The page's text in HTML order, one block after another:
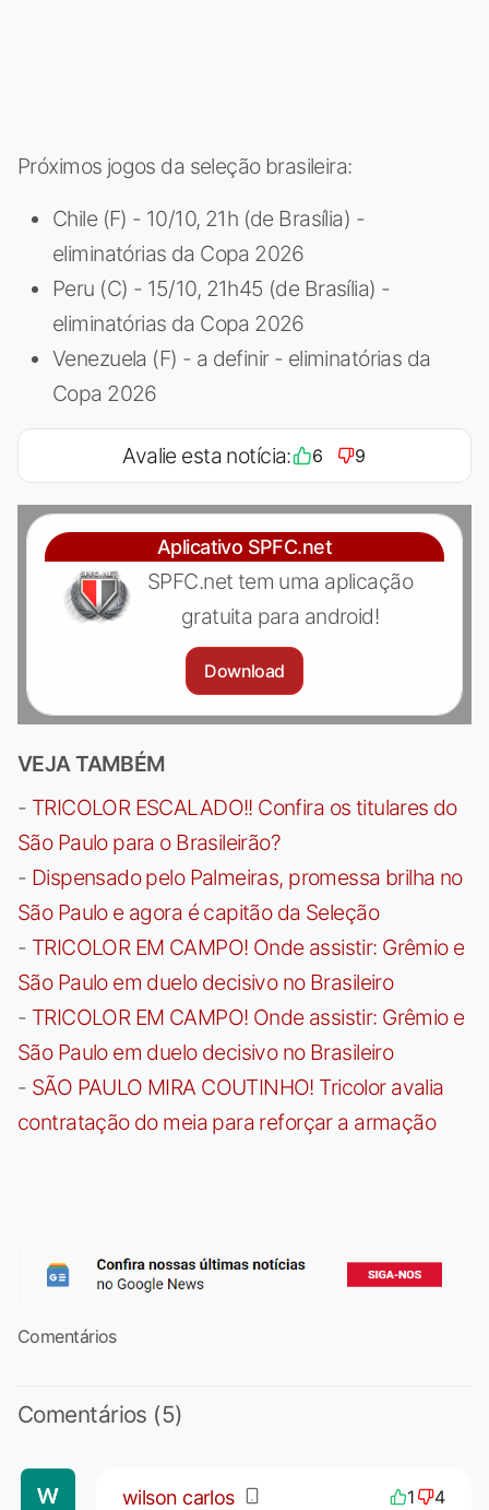
Próximos jogos da seleção brasileira:
Chile (F) - 10/10, 21h (de Brasília) -
eliminatórias da Copa 2026
Peru (C) - 15/10, 21h45 (de Brasília) -
eliminatórias da Copa 2026
Venezuela (F) - a definir - eliminatórias da
Copa 2026
Avalie esta notícia: 6 9
Aplicativo SPFC.net
SPFC.net tem uma aplicação
gratuita para android!
Download
VEJA TAMBÉM
- TRICOLOR ESCALADO!! Confira os titulares do
São Paulo para o Brasileirão?
- Dispensado pelo Palmeiras, promessa brilha no
São Paulo e agora é capitão da Seleção
- TRICOLOR EM CAMPO! Onde assistir: Grêmio e
São Paulo em duelo decisivo no Brasileiro
- TRICOLOR EM CAMPO! Onde assistir: Grêmio e
São Paulo em duelo decisivo no Brasileiro
- SÃO PAULO MIRA COUTINHO! Tricolor avalia
contratação do meia para reforçar a armação
Comentários
Comentários (5)
wilson carlos 1 4